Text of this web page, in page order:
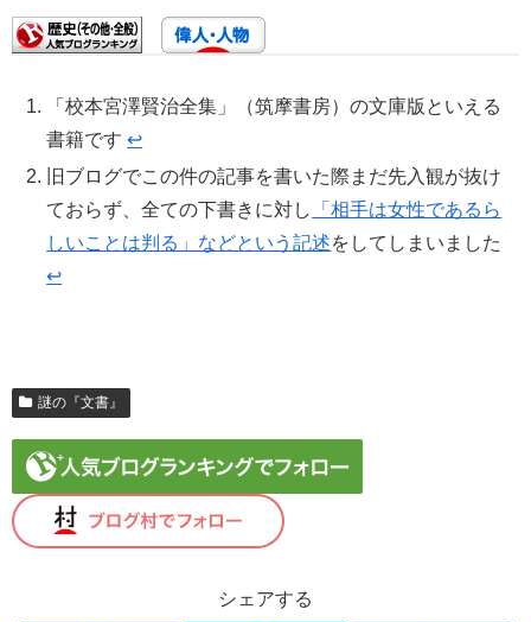
「校本宮澤賢治全集」（筑摩書房）の文庫版といえる
書籍です↩︎
旧ブログでこの件の記事を書いた際まだ先入観が抜け
ておらず、全ての下書きに対し
「相手は女性であるら
しいことは判る」などという記述をしてしまいました
↩︎
謎の『文書』
シェアする